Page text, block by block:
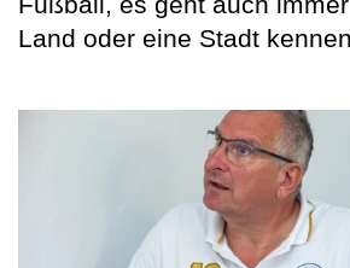
Land oder eine Stadt